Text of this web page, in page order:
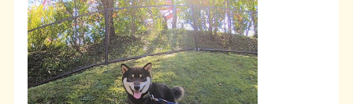
よくある質問
SHOP